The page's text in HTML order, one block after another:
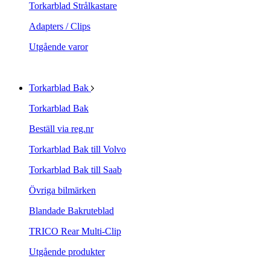
Torkarblad Strålkastare
Adapters / Clips
Utgående varor
Torkarblad Bak
Torkarblad Bak
Beställ via reg.nr
Torkarblad Bak till Volvo
Torkarblad Bak till Saab
Övriga bilmärken
Blandade Bakruteblad
TRICO Rear Multi-Clip
Utgående produkter